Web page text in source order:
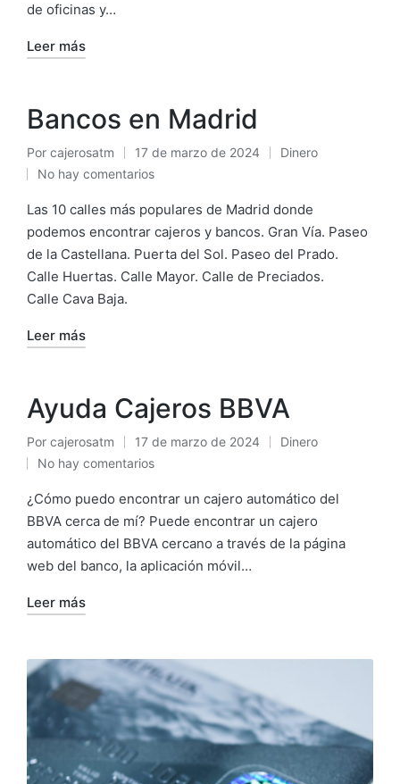
de oficinas y…
Leer más
Bancos en Madrid
Publicado
por
Por cajerosatm 17 de marzo de 2024
Publicado
Dinero
No hay comentarios
Las 10 calles más populares de Madrid donde
podemos encontrar cajeros y bancos. Gran Vía. Paseo
de la Castellana. Puerta del Sol. Paseo del Prado.
Calle Huertas. Calle Mayor. Calle de Preciados.
Calle Cava Baja.
Leer más
Ayuda Cajeros BBVA
Publicado
por
Por cajerosatm 17 de marzo de 2024
Publicado
Dinero
No hay comentarios
¿Cómo puedo encontrar un cajero automático del
BBVA cerca de mí? Puede encontrar un cajero
automático del BBVA cercano a través de la página
web del banco, la aplicación móvil…
Leer más